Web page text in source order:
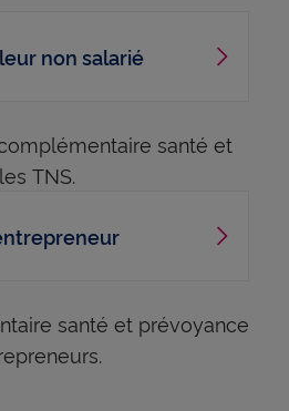
non salarié
santé et
TNS.
santé et prévoyance